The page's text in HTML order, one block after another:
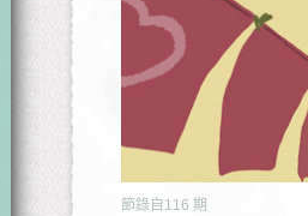
節錄自 116 期